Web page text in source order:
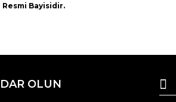
Resmi Bayisidir.
Yorum Yaz
OLUN